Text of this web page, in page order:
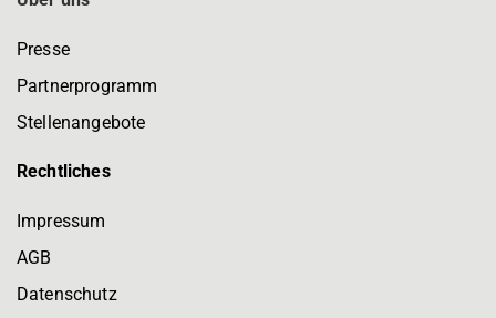
Presse
Partnerprogramm
Stellenangebote
Rechtliches
Impressum
AGB
Datenschutz